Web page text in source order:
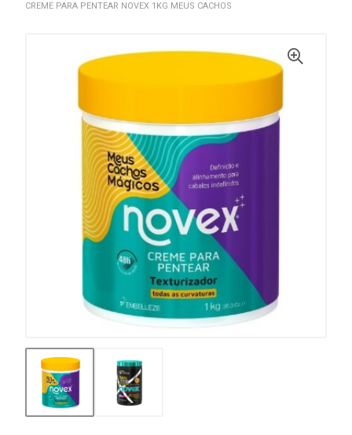
CREME PARA PENTEAR NOVEX 1KG MEUS CACHOS